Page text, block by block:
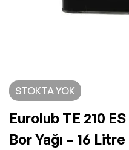
STOKTA YOK
Eurolub TE 210
Bor Yağı – 16 Litre